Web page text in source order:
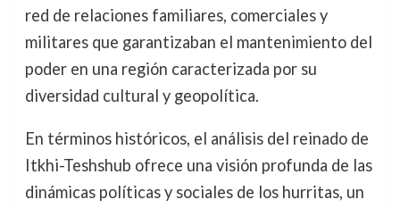
red de relaciones familiares, comerciales y
militares que garantizaban el mantenimiento del
poder en una región caracterizada por su
diversidad cultural y geopolítica.
En términos históricos, el análisis del reinado de
Itkhi-Teshshub ofrece una visión profunda de las
dinámicas políticas y sociales de los hurritas, un